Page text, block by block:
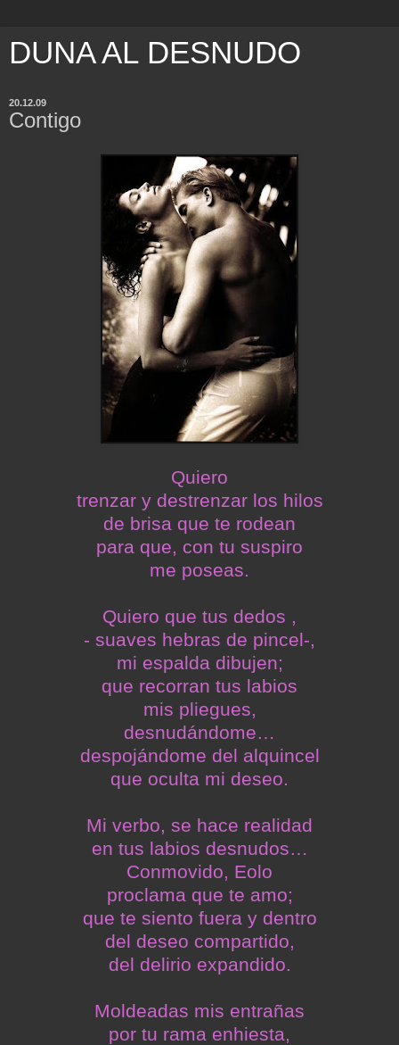
DUNA AL DESNUDO
20.12.09
Contigo
Quiero
trenzar y destrenzar los hilos
de brisa que te rodean
para que, con tu suspiro
me poseas.
Quiero que tus dedos ,
- suaves hebras de pincel-,
mi espalda dibujen;
que recorran tus labios
mis pliegues,
desnudándome…
despojándome del alquincel
que oculta mi deseo.
Mi verbo, se hace realidad
en tus labios desnudos…
Conmovido, Eolo
proclama que te amo;
que te siento fuera y dentro
del deseo compartido,
del delirio expandido.
Moldeadas mis entrañas
por tu rama enhiesta,